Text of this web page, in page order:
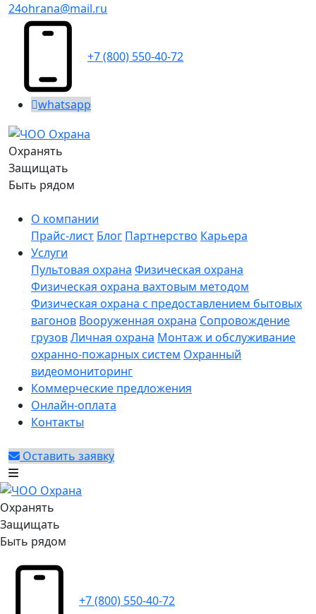
24ohrana@mail.ru
+7 (800) 550-40-72
whatsapp
Охранять
Защищать
Быть рядом
О компании
Прайс-лист Блог Партнерство Карьера
Услуги
Пультовая охрана Физическая охрана
Физическая охрана вахтовым методом
Физическая охрана с предоставлением бытовых
вагонов Вооруженная охрана Сопровождение
грузовЛичная охрана Монтаж и обслуживание
охранно-пожарных систем Охранный
видеомониторинг
Коммерческие предложения
Онлайн-оплата
Контакты
Оставить заявку
Охранять
Защищать
Быть рядом
+7 (800) 550-40-72